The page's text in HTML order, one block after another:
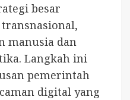
besar
manusia dan
Langkah ini
pemerintah
digital yang